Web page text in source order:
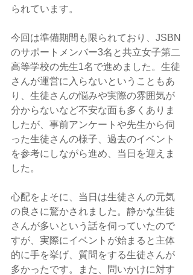
られています。
今回は準備期間も限られており、JSBN
のサポートメンバー3名と共立女子第二
高等学校の先生1名で進めました。生徒
さんが運営に入らないということもあ
り、生徒さんの悩みや実際の雰囲気が
分からないなど不安な面も多くありま
したが、事前アンケートや先生から伺
った生徒さんの様子、過去のイベント
を参考にしながら進め、当日を迎えま
した。
心配をよそに、当日は生徒さんの元気
の良さに驚かされました。静かな生徒
さんが多いという話を伺っていたので
すが、実際にイベントが始まると主体
的に手を挙げ、質問をする生徒さんが
多かったです。また、問いかけに対す